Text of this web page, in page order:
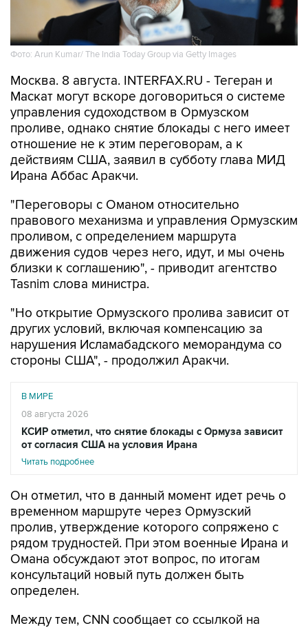
Фото: Arun Kumar/ The India Today Group via Getty Images
Москва. 8 августа. INTERFAX.RU - Тегеран и
Маскат могут вскоре договориться о системе
управления судоходством в Ормузском
проливе, однако снятие блокады с него имеет
отношение не к этим переговорам, а к
действиям США, заявил в субботу глава МИД
Ирана Аббас Аракчи.
"Переговоры с Оманом относительно
правового механизма и управления Ормузским
проливом, с определением маршрута
движения судов через него, идут, и мы очень
близки к соглашению", - приводит агентство
Tasnim слова министра.
"Но открытие Ормузского пролива зависит от
других условий, включая компенсацию за
нарушения Исламабадского меморандума со
стороны США", - продолжил Аракчи.
В МИРЕ
08 августа 2026
КСИР отметил, что снятие блокады с Ормуза зависит
от согласия США на условия Ирана
Читать подробнее
Он отметил, что в данный момент идет речь о
временном маршруте через Ормузский
пролив, утверждение которого сопряжено с
рядом трудностей. При этом военные Ирана и
Омана обсуждают этот вопрос, по итогам
консультаций новый путь должен быть
определен.
Между тем, CNN сообщает со ссылкой на